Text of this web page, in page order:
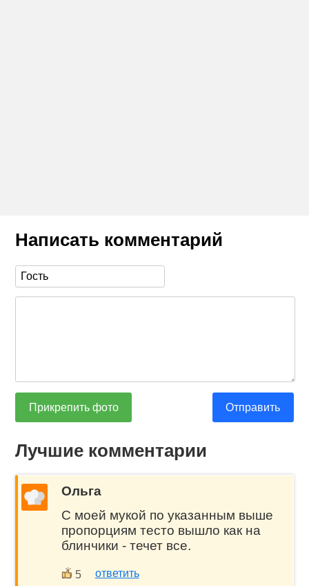
Написать комментарий
Прикрепить фото Отправить
Лучшие комментарии
Ольга
С моей мукой по указанным выше
пропорциям тесто вышло как на
блинчики - течет все.
5 ответить